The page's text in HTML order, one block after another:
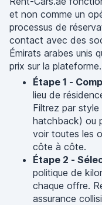
et non comme un
processus de
contact avec des
Émirats arabes unis
prix sur la plateforme.
Étape 1 -
lieu de
Filtrez par style
hatchback) ou
voir toutes les
côte à côte.
Étape 2 -
politique de
chaque offre.
assurance